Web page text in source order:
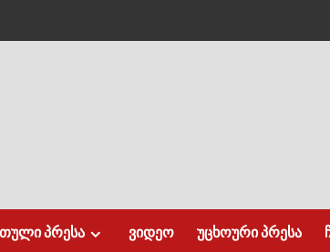
პრესა ვიდეო უცხოური პრესა